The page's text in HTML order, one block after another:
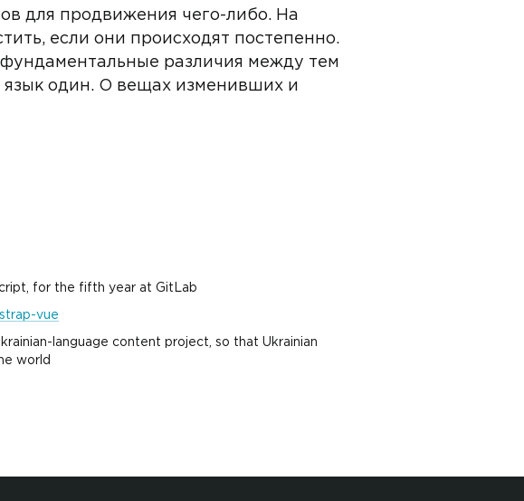
для продвижения чего-либо. На
если они происходят постепенно.
различия между тем
язык один. О вещах изменивших и
for the fifth year at GitLab
vue
language content project, so that Ukrainian
world